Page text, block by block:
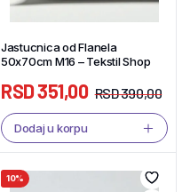
Jastucnica od Flanela
50x70cm M16 – Tekstil Shop
RSD390,00
RSD351,00
Dodaj u korpu
10%